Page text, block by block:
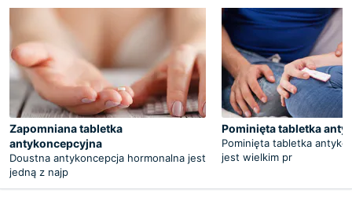
Zapomniana tabletka
antykoncepcyjna
Doustna antykoncepcja hormonalna jest
jedną z najp
Pominięta tabletka
Pominięta tabletka
jest wielkim pr